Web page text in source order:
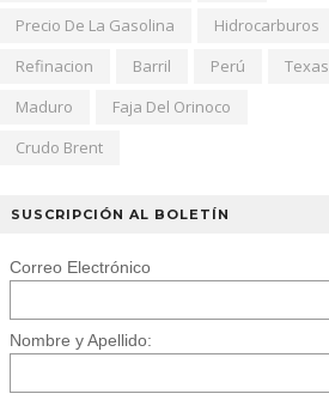
Precio De La Gasolina
Hidrocarburos
Refinacion
Barril Perú
Texas
Maduro
Faja Del Orinoco
Crudo Brent
SUSCRIPCIÓN AL BOLETÍN
Correo Electrónico
Nombre y Apellido: